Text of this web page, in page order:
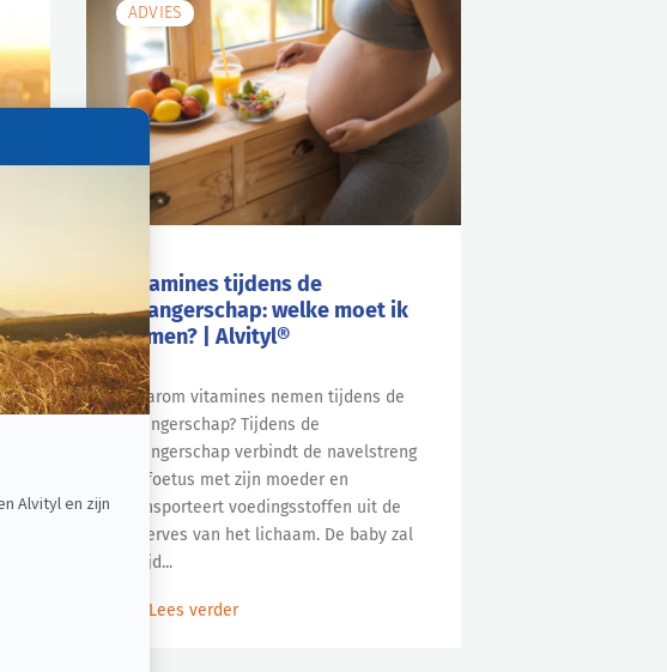
ADVIES
Vitamines tijdens de
zwangerschap: welke moet ik
nemen? | Alvityl®
Waarom vitamines nemen tijdens de
zwangerschap? Tijdens de
zwangerschap verbindt de navelstreng
de foetus met zijn moeder en
transporteert voedingsstoffen uit de
reserves van het lichaam. De baby zal
altijd...
Lees verder